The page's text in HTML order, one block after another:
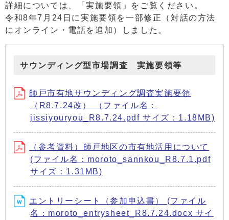
詳細については、「実施要領」をご覧ください。
令和8年7月24日に実施要領を一部修正（対話の方法
にオンライン・電話を追加）しました。
サウンディング型市場調査 実施要領等
師戸市有地サウンディング調査実施要領
（R8.7.24改） （ファイル名：
jissiyouryou_R8.7.24.pdf サイズ：1.18MB)
（参考資料）師戸地区の市有地活用について
(ファイル名：moroto_sannkou_R8.7.1.pdf
サイズ：1.31MB)
エントリーシート（参加申込書） (ファイル
名：moroto_entrysheet_R8.7.24.docx サイ